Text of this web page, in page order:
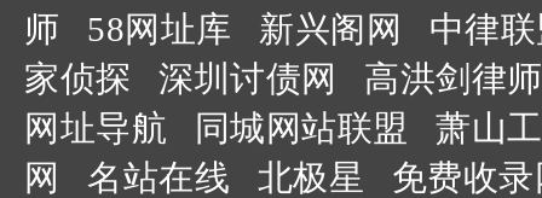
师
58网址库 新兴阁网
中律
家侦探
深圳讨债网
高洪剑律
网址导航
同城网站联盟
萧山
网
名站在线 北极星
免费收录